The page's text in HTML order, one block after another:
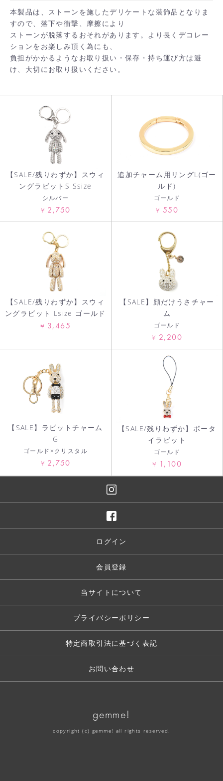
本製品は、ストーンを施したデリケートな装飾品となりま
すので、落下や衝撃、摩擦により
ストーンが脱落するおそれがあります。より長くデコレー
ションをお楽しみ頂く為にも、
負担がかかるようなお取り扱い・保存・持ち運び方は避
け、大切にお取り扱いください。
【SALE/残りわずか】スウィ
ングラビットS Ssize
シルバー
¥ 2,750
追加チャーム用リングL(ゴー
ルド)
ゴールド
¥ 550
【SALE/残りわずか】スウィ
ングラビット Lsize ゴールド
¥ 3,465
【SALE】顔だけうさチャー
ム
ゴールド
¥ 2,200
【SALE】ラビットチャーム
G
ゴールド×クリスタル
¥ 2,750
【SALE/残りわずか】ボータ
イラビット
ゴールド
¥ 1,100
ログイン
会員登録
当サイトについて
プライバシーポリシー
特定商取引法に基づく表記
お問い合わせ
gemme!
copyright (c) gemme! all rights reserved.